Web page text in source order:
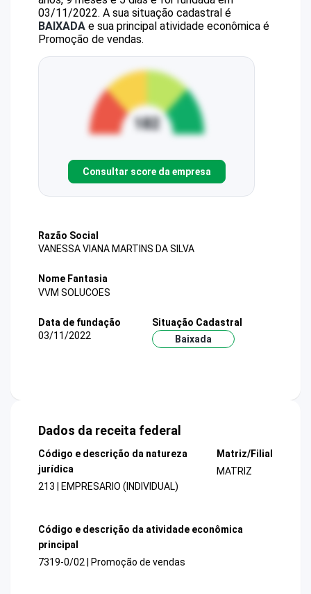
03/11/2022. A sua situação cadastral é
BAIXADA e sua principal atividade econômica é
Promoção de vendas.
Consultar score da empresa
Razão Social
VANESSA VIANA MARTINS DA SILVA
Nome Fantasia
VVM SOLUCOES
Data de fundação
03/11/2022
Situação Cadastral
Baixada
Dados da receita federal
Código e descrição da natureza
jurídica
213 | EMPRESARIO (INDIVIDUAL)
Matriz/Filial
MATRIZ
Código e descrição da atividade econômica
principal
7319-0/02 | Promoção de vendas